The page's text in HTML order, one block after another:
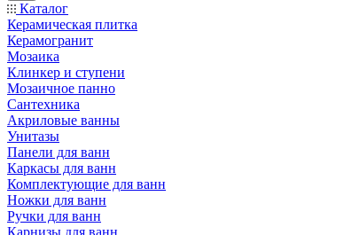
Каталог
Керамическая плитка
Керамогранит
Мозаика
Клинкер и ступени
Мозаичное панно
Сантехника
Акриловые ванны
Унитазы
Панели для ванн
Каркасы для ванн
Комплектующие для ванн
Ножки для ванн
Ручки для ванн
Карнизы для ванн